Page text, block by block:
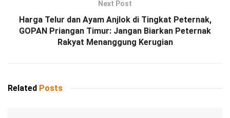
Next Post
Harga Telur dan Ayam Anjlok di Tingkat Peternak,
GOPAN Priangan Timur: Jangan Biarkan Peternak
Rakyat Menanggung Kerugian
Related Posts